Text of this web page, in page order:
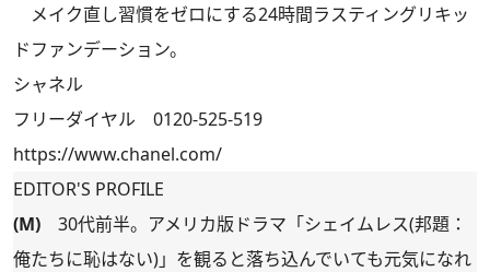
メイク直し習慣をゼロにする24時間ラスティングリキッ
ドファンデーション。
シャネル
フリーダイヤル 0120-525-519
https://www.chanel.com/
EDITOR'S PROFILE
(M) 30代前半。アメリカ版ドラマ「シェイムレス(邦題：
俺たちに恥はない)」を観ると落ち込んでいても元気になれ